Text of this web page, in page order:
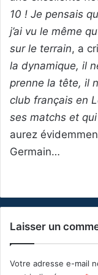
10 ! Je pensais
j’ai vu le même
sur le terrain, a
la dynamique, il
prenne la tête, il
club français en
ses matchs et qui
aurez
Germain…
Laisser un
Votre adresse e-mail